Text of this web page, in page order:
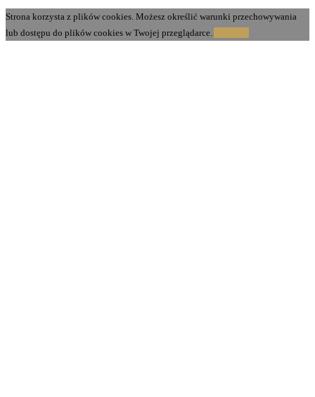
Strona korzysta z plików cookies. Możesz określić warunki przechowywania
lub dostępu do plików cookies w Twojej przeglądarce.